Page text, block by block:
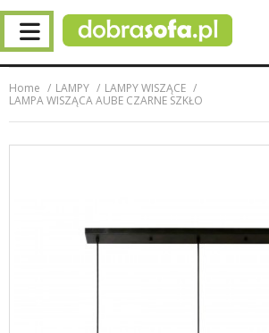
Home LAMPY
LAMPY WISZĄCE
LAMPA WISZĄCA AUBE CZARNE SZKŁO